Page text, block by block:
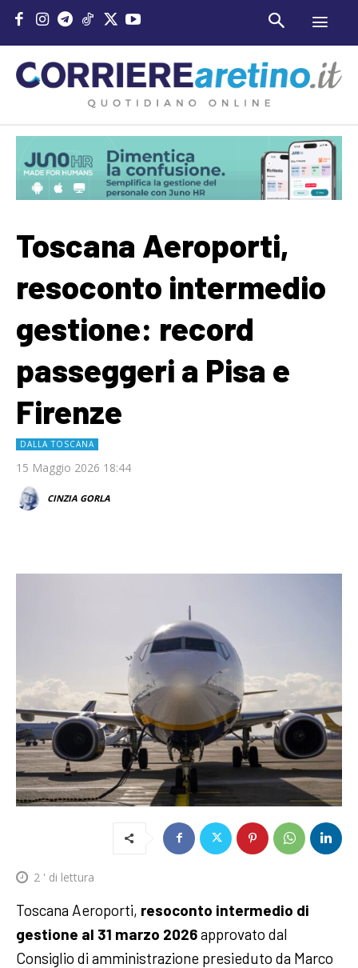
Toscana Aeroporti,
resoconto intermedio
gestione: record
passeggeri a Pisa e
Firenze
DALLA TOSCANA
15 Maggio 2026 18:44
CINZIA GORLA
2 ' di lettura
Toscana Aeroporti, resoconto intermedio di
gestione al 31 marzo 2026approvato dal
Consiglio di amministrazione presieduto da Marco